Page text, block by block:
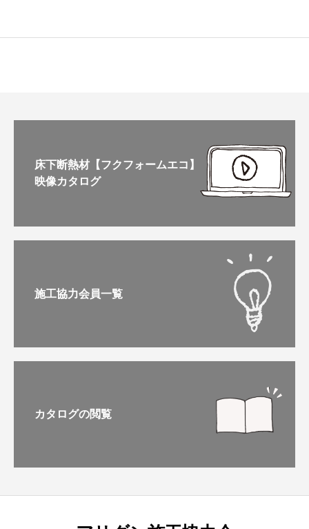
床下断熱材【フクフォームエコ】
映像カタログ
施工協力会員一覧
カタログの閲覧